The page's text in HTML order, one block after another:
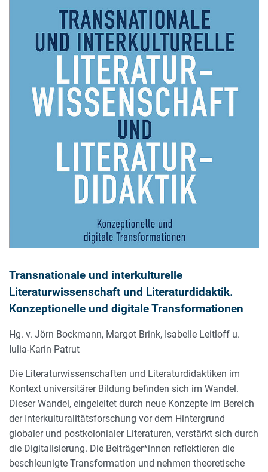
Transnationale und interkulturelle
Literaturwissenschaft und Literaturdidaktik.
Konzeptionelle und digitale Transformationen
Hg. v. Jörn Bockmann, Margot Brink, Isabelle Leitloff u.
Iulia-Karin Patrut
Die Literaturwissenschaften und Literaturdidaktiken im
Kontext universitärer Bildung befinden sich im Wandel.
Dieser Wandel, eingeleitet durch neue Konzepte im Bereich
der Interkulturalitätsforschung vor dem Hintergrund
globaler und postkolonialer Literaturen, verstärkt sich durch
die Digitalisierung. Die Beiträger*innen reflektieren die
beschleunigte Transformation und nehmen theoretische